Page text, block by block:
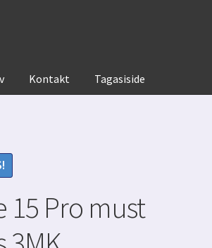
Kontakt Tagasiside
15 Pro must